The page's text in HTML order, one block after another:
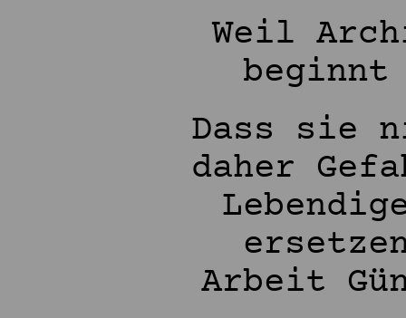
Weil
beginnt
Dass sie
daher
Arbeit